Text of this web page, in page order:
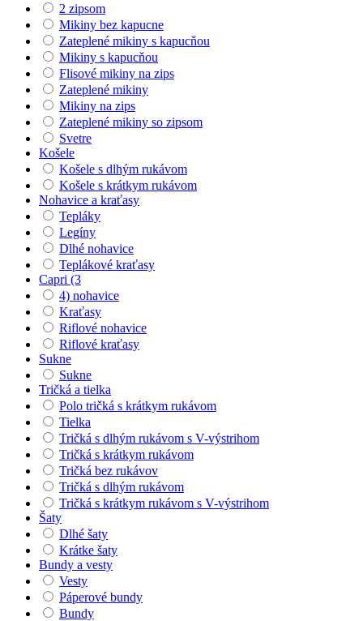
2 zipsom
Mikiny bez kapucne
Zateplené mikiny s kapucňou
Mikiny s kapucňou
Flisové mikiny na zips
Zateplené mikiny
Mikiny na zips
Zateplené mikiny so zipsom
Svetre
Košele
Košele s dlhým rukávom
Košele s krátkym rukávom
Nohavice a kraťasy
Tepláky
Legíny
Dlhé nohavice
Teplákové kraťasy
Capri (3
4) nohavice
Kraťasy
Riflové nohavice
Riflové kraťasy
Sukne
Sukne
Tričká a tielka
Polo tričká s krátkym rukávom
Tielka
Tričká s dlhým rukávom s V-výstrihom
Tričká s krátkym rukávom
Tričká bez rukávov
Tričká s dlhým rukávom
Tričká s krátkym rukávom s V-výstrihom
Šaty
Dlhé šaty
Krátke šaty
Bundy a vesty
Vesty
Páperové bundy
Bundy